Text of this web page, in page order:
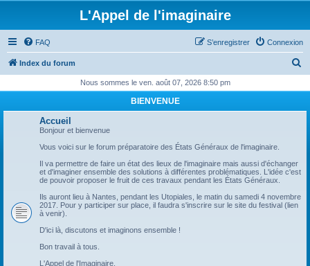
L'Appel de l'imaginaire
FAQ Connexion
S’enregistrer
Index du forum
h
Nous sommes le ven. août 07, 2026 8:50 pm
BIENVENUE
Accueil
Bonjour et bienvenue
Vous voici sur le forum préparatoire des États Généraux de l'imaginaire.
Il va permettre de faire un état des lieux de l'imaginaire mais aussi d'échanger
et d'imaginer ensemble des solutions à différentes problématiques. L'idée c'est
de pouvoir proposer le fruit de ces travaux pendant les États Généraux.
Ils auront lieu à Nantes, pendant les Utopiales, le matin du samedi 4 novembre
2017. Pour y participer sur place, il faudra s'inscrire sur le site du festival (lien
à venir).
D'ici là, discutons et imaginons ensemble !
Bon travail à tous.
L'Appel de l'Imaginaire.